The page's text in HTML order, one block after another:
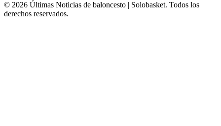
© 2026 Últimas Noticias de baloncesto | Solobasket. Todos los
derechos reservados.